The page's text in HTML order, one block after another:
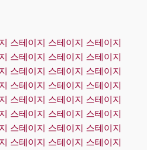
스테이지 스테이지 스테이지
스테이지 스테이지 스테이지
스테이지 스테이지 스테이지
스테이지 스테이지 스테이지
스테이지 스테이지 스테이지
스테이지 스테이지 스테이지
스테이지 스테이지 스테이지
스테이지 스테이지 스테이지